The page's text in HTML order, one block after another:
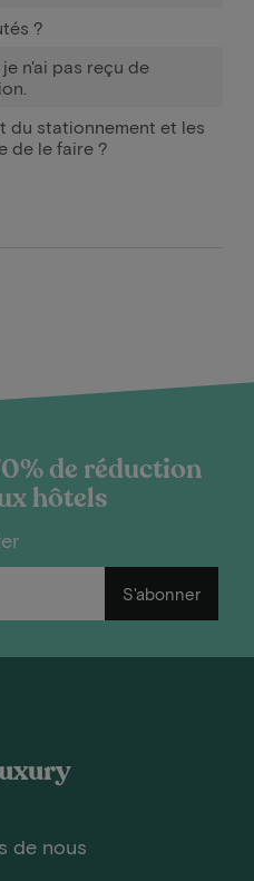
?
n'ai pas reçu de
du stationnement et les
de le faire ?
de réduction
hôtels
S'abonner
de nous